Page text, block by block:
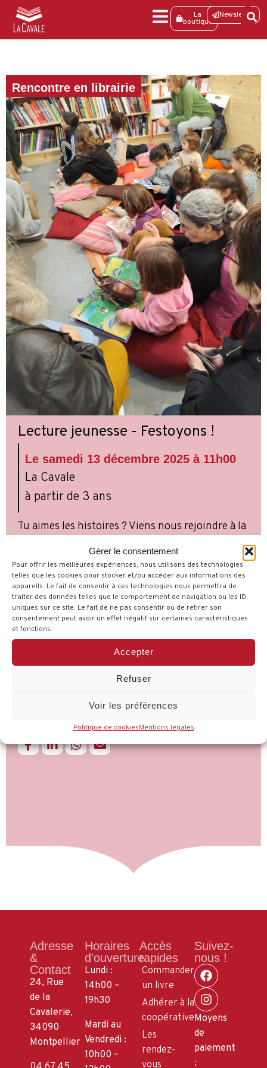
Gérer le consentement
Pour offrir les meilleures expériences, nous utilisons des technologies
telles que les cookies pour stocker et/ou accéder aux informations des
appareils. Le fait de consentir à ces technologies nous permettra de
traiter des données telles que le comportement de navigation ou les ID
uniques sur ce site. Le fait de ne pas consentir ou de retirer son
consentement peut avoir un effet négatif sur certaines caractéristiques
et fonctions.
Accepter
Refuser
Voir les préférences
Politique de cookiesMentions légales
La
boutique
Newsletter
Rencontre en librairie
Lecture jeunesse - Festoyons !
Le samedi 13 décembre 2025 à 11h00
La Cavale
à partir de 3 ans
Tu aimes les histoires ? Viens nous rejoindre à la
livres…
Une fois par mois, des coopérateurs.rices
proposent des lectures d’albums jeunesse
destinés au jeune public, en général à partir de 3
ans.
Samedi 13 décembre, venez découvrir comment
Toujours dans la joie et le partage !
Adresse
&
Contact
24, Rue
de la
Cavalerie,
34090
Montpellier
Horaires
d'ouverture
Lundi :
14h00 –
19h30
Mardi au
Vendredi :
10h00 –
Accès
rapides
Commander
un livre
Adhérer à la
coopérative
Les
rendez-
vous
Suivez-
nous !
Moyens
de
paiement
: